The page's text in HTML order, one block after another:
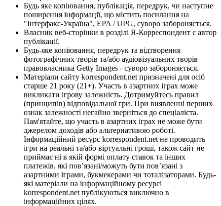
Будь яке копіювання, публікація, передрук, чи наступне
поширення інформації, що містить посилання на
"Інтерфакс-Україна", EPA / UPG, суворо забороняється.
Власник веб-сторінки в розділі Я-Корреспондент є автор
публікації.
Будь-яке копіювання, передрук та відтворення
фотографічних творів та/або аудіовізуальних творів
правовласника Getty Images - суворо забороняється.
Матеріали сайту korrespondent.net призначені для осіб
старше 21 року (21+). Участь в азартних іграх може
викликати ігрову залежність. Дотримуйтесь правил
(принципів) відповідальної гри. При виявленні перших
ознак залежності негайно зверніться до спеціаліста.
Пам'ятайте, що участь в азартних іграх не може бути
джерелом доходів або альтернативою роботі.
Інформаційний ресурс korrespondent.net не проводить
ігри на реальні та/або віртуальні гроші, також сайт не
приймає ні в якій формі оплату ставок та інших
платежів, які пов’язані/можуть бути пов’язані з
азартними іграми, букмекерами чи тоталізаторами. Будь-
які матеріали на інформаційному ресурсі
korrespondent.net публікуються виключно в
інформаційних цілях.